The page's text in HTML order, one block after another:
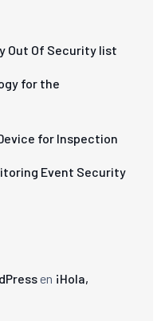
Out Of Security list
for the
for Inspection
Event Security
en ¡Hola,